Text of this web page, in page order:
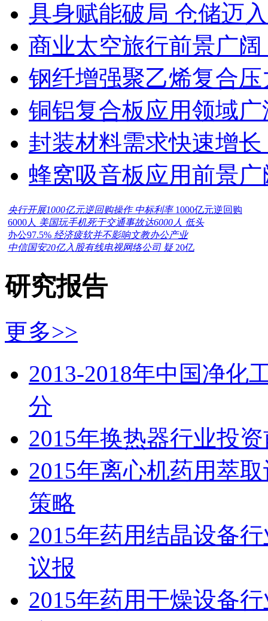
具身赋能破局 仓储迈
商业太空旅行前景广
钢纤增强聚乙烯复合
铜铝复合板应用领域
封装材料需求快速增
蜂窝吸音板应用前景
央行开展1000亿元逆回购操作 中标利率 1000亿元逆回购
6000人 美国玩手机死于交通事故达6000人 低头
办公97.5% 经济疲软并不影响文教办公产业
中信国安20亿入股有线电视网络公司 疑 20亿
研究报告
更多>>
2013-2018年中国净化
分
2015年换热器行业投
2015年离心机药用萃
策略
2015年药用结晶设备
议报
2015年药用干燥设备